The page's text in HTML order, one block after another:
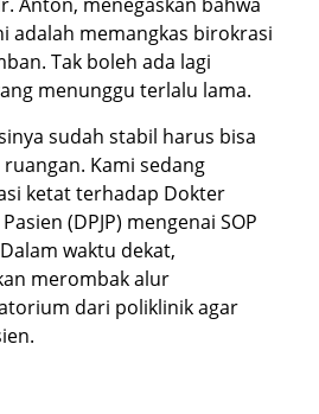
adalah memangkas birokrasi
Tak boleh ada lagi
menunggu terlalu lama.
sudah stabil harus bisa
Kami sedang
ketat terhadap Dokter
(DPJP) mengenai SOP
waktu dekat,
merombak alur
dari poliklinik agar